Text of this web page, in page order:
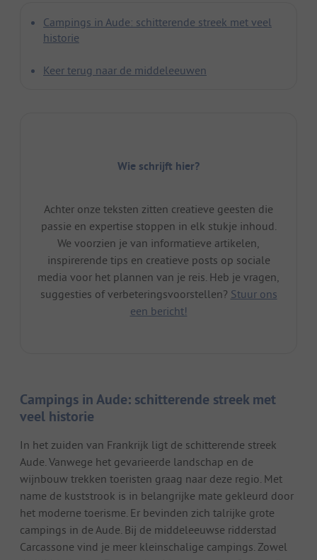
Campings in Aude: schitterende streek met veel
historie
Keer terug naar de middeleeuwen
Wie schrijft hier?
Achter onze teksten zitten creatieve geesten die
passie en expertise stoppen in elk stukje inhoud.
We voorzien je van informatieve artikelen,
inspirerende tips en creatieve posts op sociale
media voor het plannen van je reis. Heb je vragen,
suggesties of verbeteringsvoorstellen? Stuur ons
een bericht!
Campings in Aude: schitterende streek met
veel historie
In het zuiden van Frankrijk ligt de schitterende streek
Aude. Vanwege het gevarieerde landschap en de
wijnbouw trekken toeristen graag naar deze regio. Met
name de kuststrook is in belangrijke mate gekleurd door
het moderne toerisme. Er bevinden zich talrijke grote
campings in de Aude. Bij de middeleeuwse ridderstad
Carcassone vind je meer kleinschalige campings. Zowel